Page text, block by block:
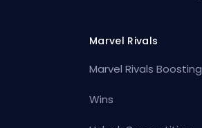
Marvel Rivals
Marvel Rivals Boosting
Wins